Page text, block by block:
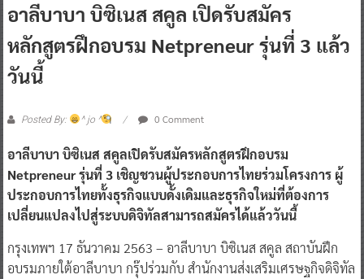
อาลีบาบา บิซิเนส สคูล เปิดรับสมัคร
หลักสูตรฝึกอบรม Netpreneur รุ่นที่ 3 แล้ว
วันนี้
Posted By: ^ jo ^ 0 Comment
อาลีบาบา บิซิเนส สคูลเปิดรับสมัครหลักสูตรฝึกอบรม
Netpreneur รุ่นที่ 3 เชิญชวนผู้ประกอบการไทยร่วมโครงการ ผู้
ประกอบการไทยทั้งธุรกิจแบบดั้งเดิมและธุรกิจใหม่ที่ต้องการ
เปลี่ยนแปลงไปสู่ระบบดิจิทัลสามารถสมัครได้แล้ววันนี้
กรุงเทพฯ 17 ธันวาคม 2563 – อาลีบาบา บิซิเนส สคูล สถาบันฝึก
อบรมภายใต้อาลีบาบา กรุ๊ปร่วมกับ สำนักงานส่งเสริมเศรษฐกิจดิจิทัล